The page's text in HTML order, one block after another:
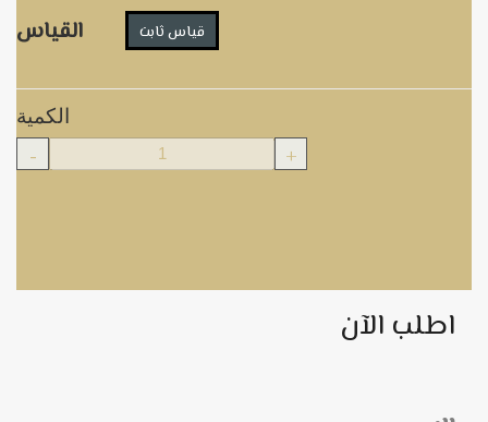
القياس
قياس ثابت
الكمية
- +
اطلب الآن